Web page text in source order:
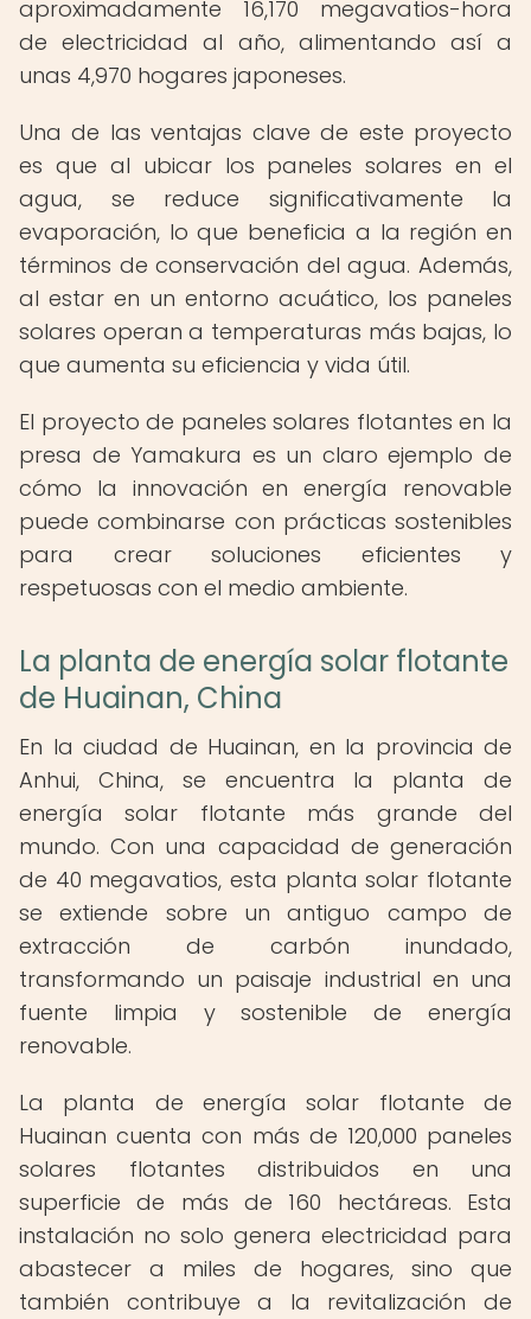
aproximadamente 16,170 megavatios-hora
de electricidad al año, alimentando así a
unas 4,970 hogares japoneses.
Una de las ventajas clave de este proyecto
es que al ubicar los paneles solares en el
agua, se reduce significativamente la
evaporación, lo que beneficia a la región en
términos de conservación del agua. Además,
al estar en un entorno acuático, los paneles
solares operan a temperaturas más bajas, lo
que aumenta su eficiencia y vida útil.
El proyecto de paneles solares flotantes en la
presa de Yamakura es un claro ejemplo de
cómo la innovación en energía renovable
puede combinarse con prácticas sostenibles
para crear soluciones eficientes y
respetuosas con el medio ambiente.
La planta de energía solar flotante
de Huainan, China
En la ciudad de Huainan, en la provincia de
Anhui, China, se encuentra la planta de
energía solar flotante más grande del
mundo. Con una capacidad de generación
de 40 megavatios, esta planta solar flotante
se extiende sobre un antiguo campo de
extracción de carbón inundado,
transformando un paisaje industrial en una
fuente limpia y sostenible de energía
renovable.
La planta de energía solar flotante de
Huainan cuenta con más de 120,000 paneles
solares flotantes distribuidos en una
superficie de más de 160 hectáreas. Esta
instalación no solo genera electricidad para
abastecer a miles de hogares, sino que
también contribuye a la revitalización de